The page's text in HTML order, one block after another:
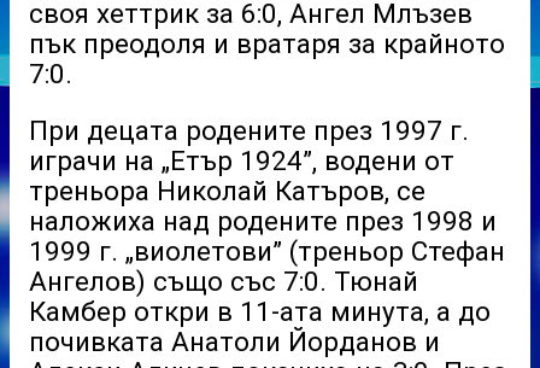
своя хеттрик за 6:0, Ангел Млъзев
пък преодоля и вратаря за крайното
7:0.
При децата родените през 1997 г.
играчи на „Етър 1924”, водени от
треньора Николай Катъров, се
наложиха над родените през 1998 и
1999 г. „виолетови” (треньор Стефан
Ангелов) също със 7:0. Тюнай
Камбер откри в 11-ата минута, а до
почивката Анатоли Йорданов и